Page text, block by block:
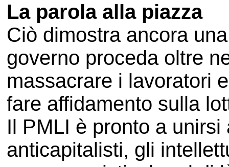
La parola alla piazza
Ciò dimostra ancora
governo proceda oltre
massacrare i lavoratori
fare affidamento sulla
Il PMLI è pronto a
anticapitalisti, gli